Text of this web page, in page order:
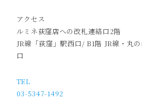
アクセス
ルミネ荻窪店への改札連絡口2階
JR線「荻窪」駅西口/ B1階 JR線・丸
口
TEL
03-5347-1492